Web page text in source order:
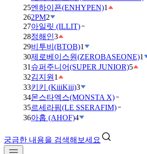
25엔하이픈(ENHYPEN)1
262PM2
27아일릿 (ILLIT)
28정해인3
29비투비(BTOB)1
30제로베이스원(ZEROBASEONE)1
31 슈퍼주니어(SUPER JUNIOR)5
32김지원 1
33키키 (KiiiKiii)3
34몬스타엑스(MONSTA X)
35르세라핌(LE SSERAFIM)
36아홉 (AHOF)4
궁금한 내용을 검색해보세요